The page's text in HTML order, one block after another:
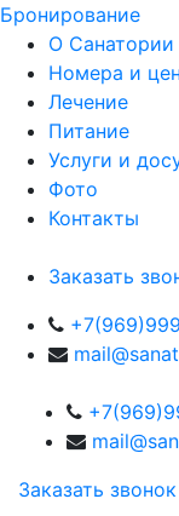
Бронирование
О Санатории
Номера и
Лечение
Питание
Услуги и
Фото
Контакты
Заказать
Заказать звонок